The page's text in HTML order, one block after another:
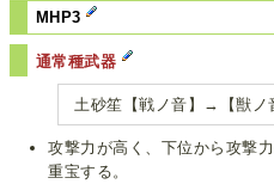
MHP3
通常種武器
土砂笙【戦ノ音】→【獣ノ
攻撃力が高く、下位から攻撃
重宝する。